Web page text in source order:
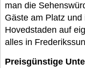
man die
Gäste am Platz
Hovedstaden auf
alles in
Preisgünstige